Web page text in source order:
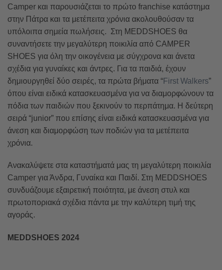
Camper και παρουσιάζεται το πρώτο franchise κατάστημα
στην Πάτρα και τα μετέπειτα χρόνια ακολουθούσαν τα
υπόλοιπα σημεία πωλήσεις. Στη MEDDSHOES θα
συναντήσετε την μεγαλύτερη ποικιλία από CAMPER
SHOES για όλη την οικογένεια με σύγχρονα και άνετα
σχέδια για γυναίκες και άντρες. Για τα παιδιά, έχουν
δημιουργηθεί δύο σειρές, τα πρώτα βήματα “First Walkers”
όπου είναι ειδικά κατασκευασμένα για να διαμορφώνουν τα
πόδια των παιδιών που ξεκινούν το περπάτημα. Η δεύτερη
σειρά “junior” που επίσης είναι ειδικά κατασκευασμένα για
άνεση και διαμορφώση των ποδιών για τα μετέπειτα
χρόνια.
Ανακαλύψετε στα καταστήματά μας τη μεγαλύτερη ποικιλία
Camper για Άνδρα, Γυναίκα και Παιδί. Στη MEDDSHOES
συνδυάζουμε εξαιρετική ποιότητα, με άνεση στυλ και
πρωτοποριακά σχέδια πάντα με την καλύτερη τιμή της
αγοράς.
MEDDSHOES 2024